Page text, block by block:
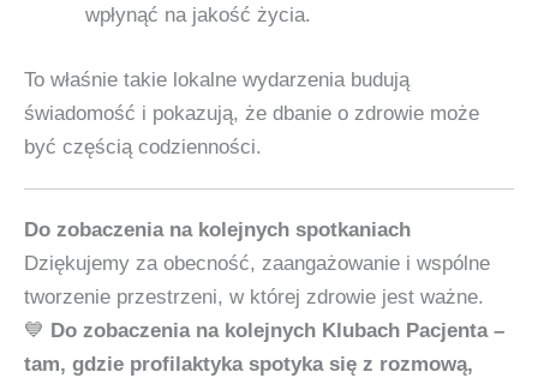
wpłynąć na jakość życia.
To właśnie takie lokalne wydarzenia budują
świadomość i pokazują, że dbanie o zdrowie może
być częścią codzienności.
Do zobaczenia na kolejnych spotkaniach
Dziękujemy za obecność, zaangażowanie i wspólne
tworzenie przestrzeni, w której zdrowie jest ważne.
💙 Do zobaczenia na kolejnych Klubach Pacjenta –
tam, gdzie profilaktyka spotyka się z rozmową,